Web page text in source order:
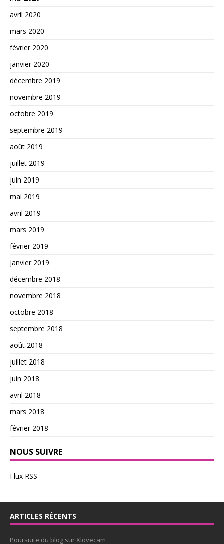
avril 2020
mars 2020
février 2020
janvier 2020
décembre 2019
novembre 2019
octobre 2019
septembre 2019
août 2019
juillet 2019
juin 2019
mai 2019
avril 2019
mars 2019
février 2019
janvier 2019
décembre 2018
novembre 2018
octobre 2018
septembre 2018
août 2018
juillet 2018
juin 2018
avril 2018
mars 2018
février 2018
NOUS SUIVRE
Flux RSS
ARTICLES RÉCENTS
Poursuite du blog sur Xlovecam